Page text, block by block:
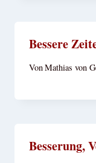
Bessere
VonMathias von
Besserung,